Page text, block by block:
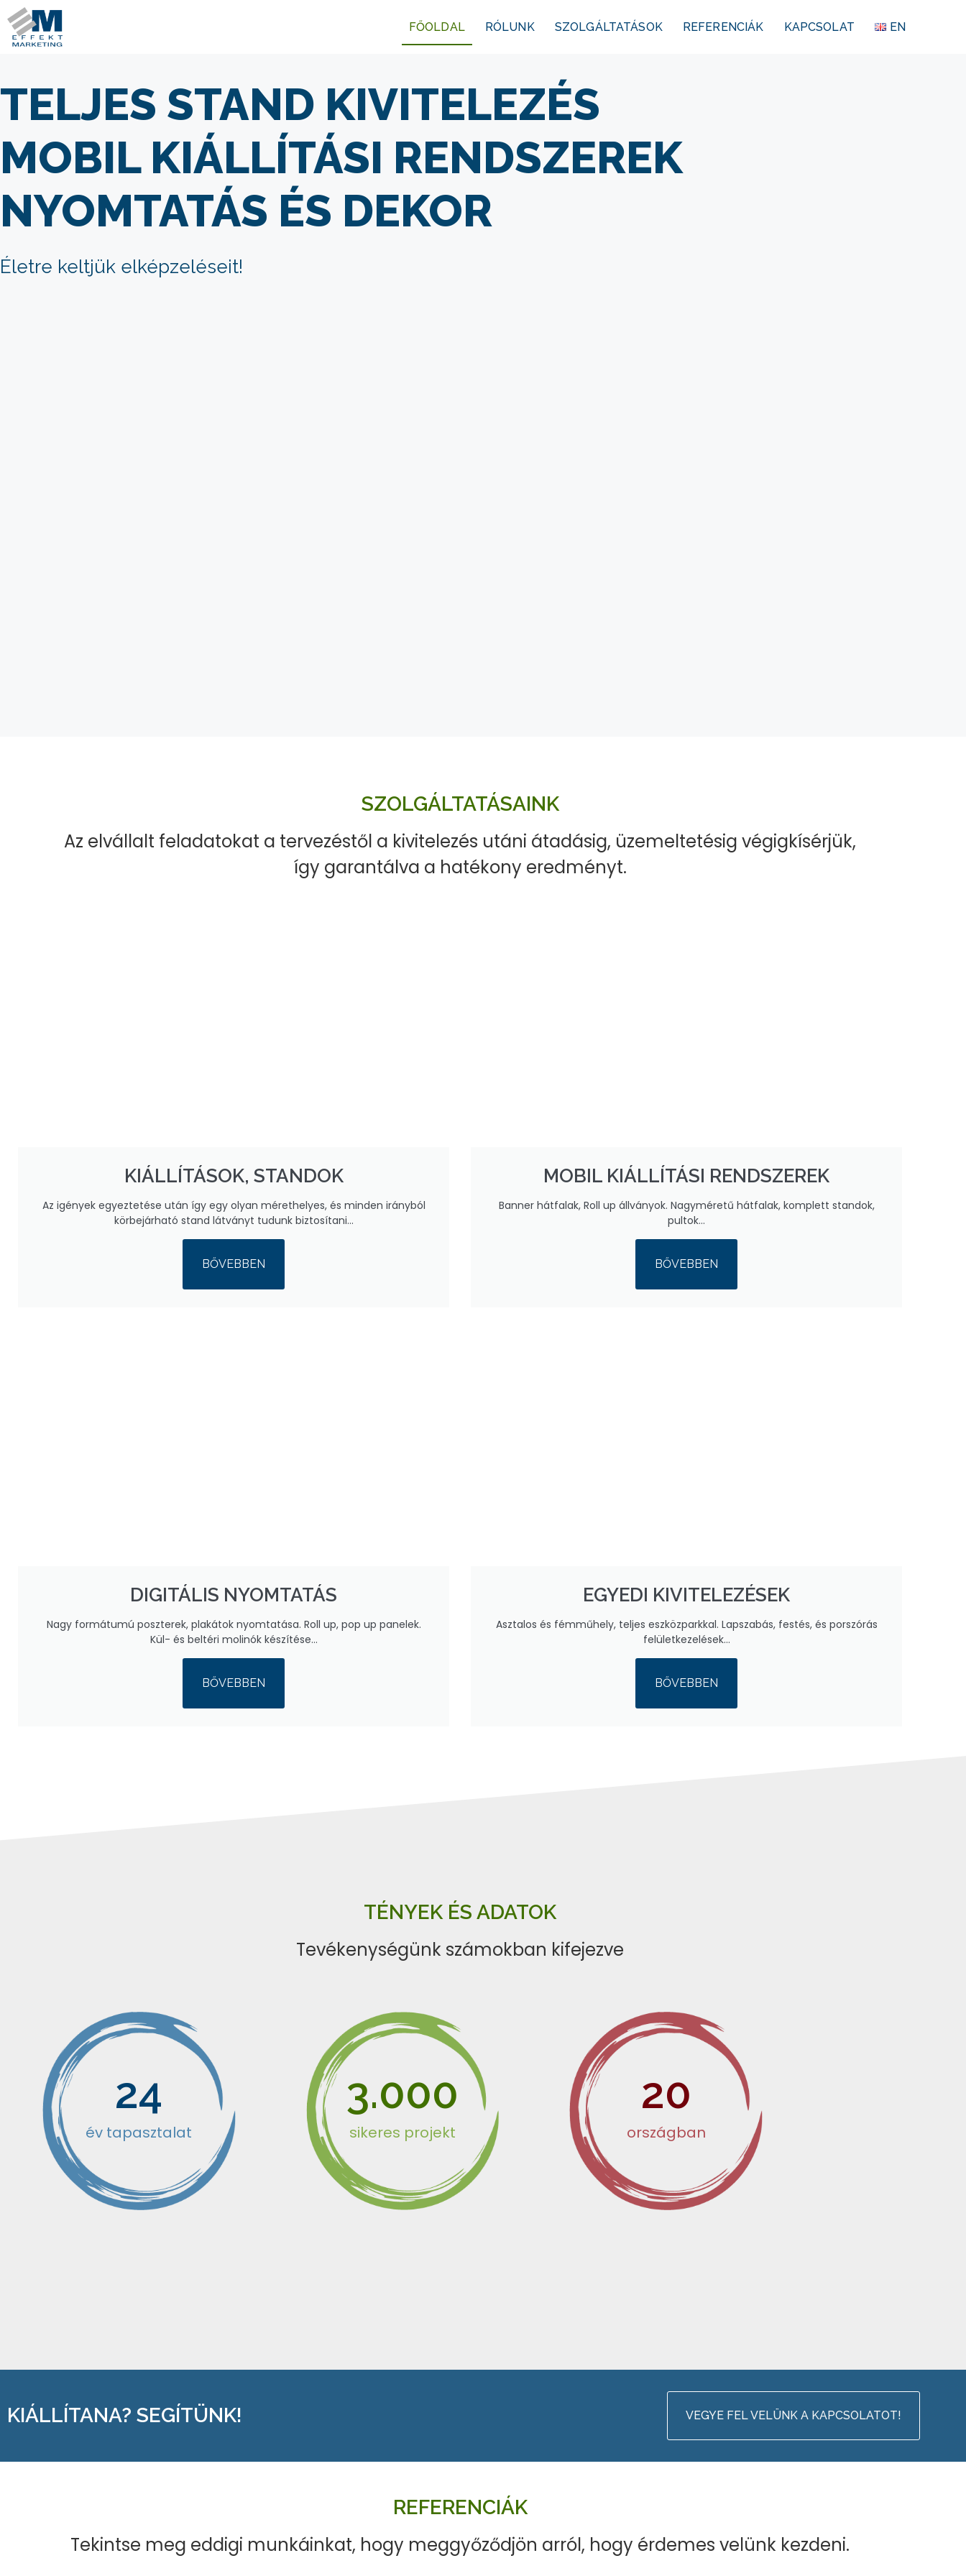
FŐOLDAL RÓLUNK SZOLGÁLTATÁSOK REFERENCIÁK KAPCSOLAT EN
TELJES STAND KIVITELEZÉS
MOBIL KIÁLLÍTÁSI RENDSZEREK
NYOMTATÁS ÉS DEKOR
Életre keltjük elképzeléseit!
SZOLGÁLTATÁSAINK
Az elvállalt feladatokat a tervezéstől a kivitelezés utáni átadásig, üzemeltetésig végigkísérjük,
így garantálva a hatékony eredményt.
KIÁLLÍTÁSOK, STANDOK
Az igények egyeztetése után így egy olyan mérethelyes, és minden irányból
körbejárható stand látványt tudunk biztosítani…
BŐVEBBEN
MOBIL KIÁLLÍTÁSI RENDSZEREK
Banner hátfalak, Roll up állványok. Nagyméretű hátfalak, komplett standok,
pultok…
BŐVEBBEN
DIGITÁLIS NYOMTATÁS
Nagy formátumú poszterek, plakátok nyomtatása. Roll up, pop up panelek.
Kül- és beltéri molinók készítése…
BŐVEBBEN
EGYEDI KIVITELEZÉSEK
Asztalos és fémműhely, teljes eszközparkkal. Lapszabás, festés, és porszórás
felületkezelések…
BŐVEBBEN
TÉNYEK ÉS ADATOK
Tevékenységünk számokban kifejezve
év tapasztalat
24
sikeres projekt
3.000
országban
20
KIÁLLÍTANA? SEGÍTÜNK! VEGYE FEL VELÜNK A KAPCSOLATOT!
REFERENCIÁK
Tekintse meg eddigi munkáinkat, hogy meggyőződjön arról, hogy érdemes velünk kezdeni.